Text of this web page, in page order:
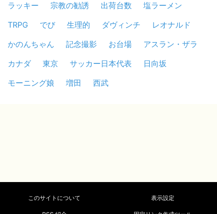
ラッキー
宗教の勧誘 出荷台数
塩ラーメン
TRPG
でび 生理的 ダヴィンチ
レオナルド
かのんちゃん
記念撮影 お台場
アスラン・ザラ
カナダ
東京 サッカー日本代表
日向坂
モーニング娘
増田 西武
このサイトについて 表示設定